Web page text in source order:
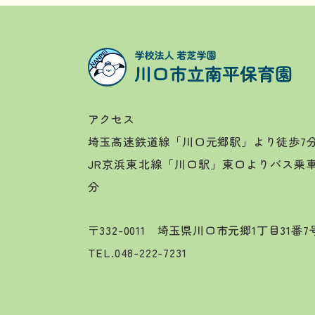
アクセス
埼玉高速鉄道線「川口元郷駅」より徒歩7分
JR京浜東北線「川口駅」東口よりバス乗
分
〒332-0011 埼玉県川口市元郷1丁目31番
TEL.048-222-7231